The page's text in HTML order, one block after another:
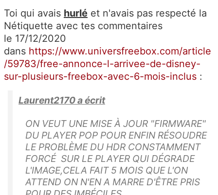
Toi qui avais hurlé et n'avais pas respecté la
Nétiquette avec tes commentaires
le 17/12/2020
dans https://www.universfreebox.com/article
/59783/free-annonce-l-arrivee-de-disney-
sur-plusieurs-freebox-avec-6-mois-inclus :
Laurent2170 a écrit
ON VEUT UNE MISE À JOUR "FIRMWARE"
DU PLAYER POP POUR ENFIN RÉSOUDRE
LE PROBLÈME DU HDR CONSTAMMENT
FORCÉ SUR LE PLAYER QUI DÉGRADE
L'IMAGE,CELA FAIT 5 MOIS QUE L'ON
ATTEND ON N'EN A MARRE D'ÊTRE PRIS